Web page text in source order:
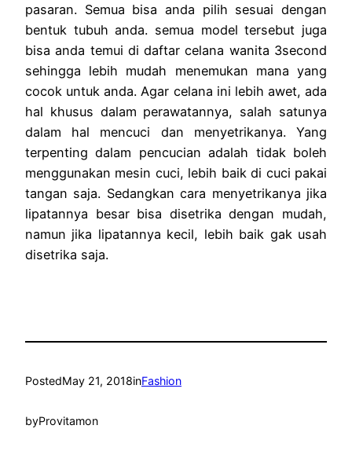
pasaran. Semua bisa anda pilih sesuai dengan
bentuk tubuh anda. semua model tersebut juga
bisa anda temui di daftarcelana wanita 3second
sehingga lebih mudah menemukan mana yang
cocok untuk anda. Agar celana ini lebih awet, ada
hal khusus dalam perawatannya, salah satunya
dalam hal mencuci dan menyetrikanya. Yang
terpenting dalam pencucian adalah tidak boleh
menggunakan mesin cuci, lebih baik di cuci pakai
tangan saja. Sedangkan cara menyetrikanya jika
lipatannya besar bisa disetrika dengan mudah,
namun jika lipatannya kecil, lebih baik gak usah
disetrika saja.
PostedMay 21, 2018inFashion
byProvitamon